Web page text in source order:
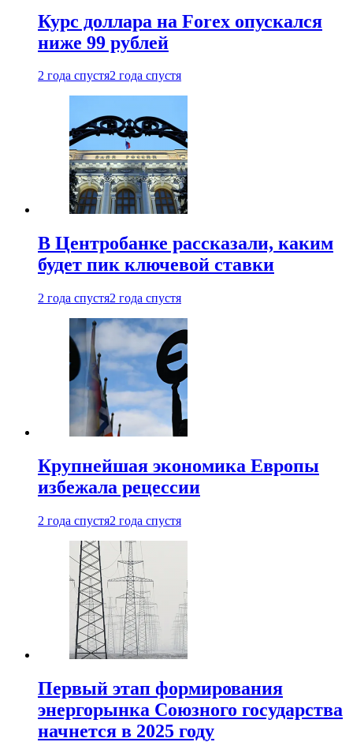
Курс доллара на Forex опускался
ниже 99 рублей
2 года спустя2 года спустя
В Центробанке рассказали, каким
будет пик ключевой ставки
2 года спустя2 года спустя
Крупнейшая экономика Европы
избежала рецессии
2 года спустя2 года спустя
Первый этап формирования
энергорынка Союзного государства
начнется в 2025 году